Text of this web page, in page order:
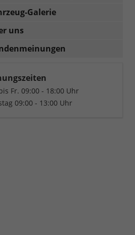
Galerie
uns
Fr. 09:00 - 18:00 Uhr
09:00 - 13:00 Uhr